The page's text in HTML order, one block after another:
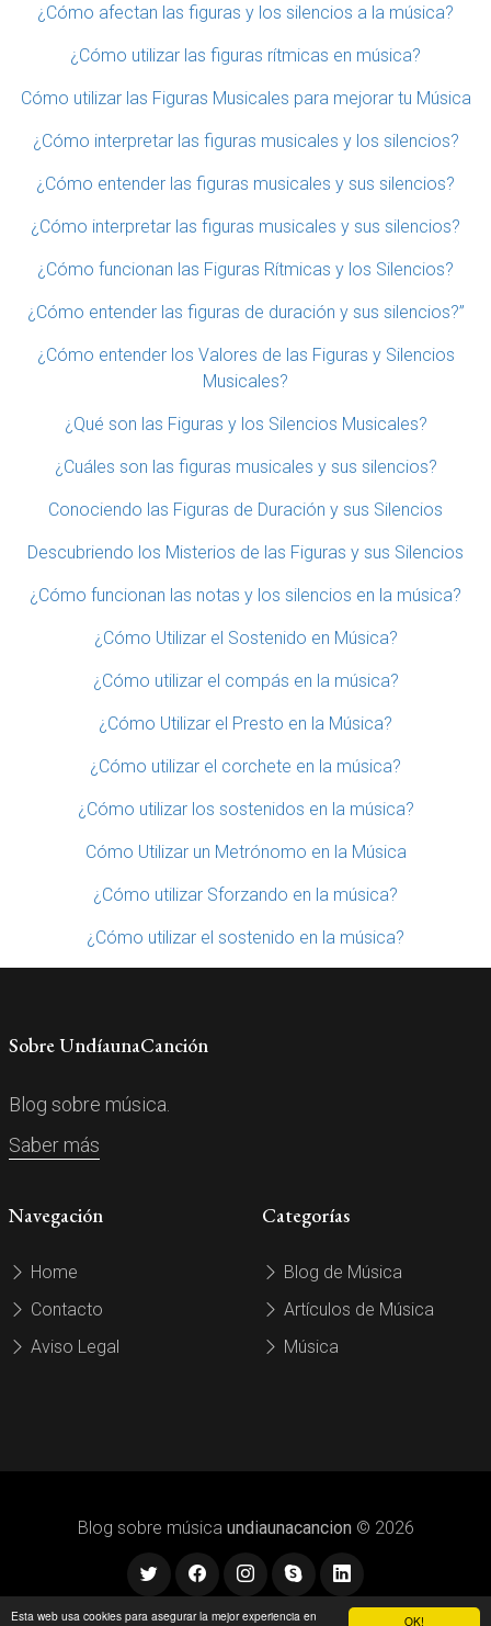
OK!
Esta web usa cookies para asegurar la mejor experiencia en
¿Cómo afectan las figuras y los silencios a la música?
¿Cómo utilizar las figuras rítmicas en música?
Cómo utilizar las Figuras Musicales para mejorar tu Música
¿Cómo interpretar las figuras musicales y los silencios?
¿Cómo entender las figuras musicales y sus silencios?
¿Cómo interpretar las figuras musicales y sus silencios?
¿Cómo funcionan las Figuras Rítmicas y los Silencios?
¿Cómo entender las figuras de duración y sus silencios?”
¿Cómo entender los Valores de las Figuras y Silencios
Musicales?
¿Qué son las Figuras y los Silencios Musicales?
¿Cuáles son las figuras musicales y sus silencios?
Conociendo las Figuras de Duración y sus Silencios
Descubriendo los Misterios de las Figuras y sus Silencios
¿Cómo funcionan las notas y los silencios en la música?
¿Cómo Utilizar el Sostenido en Música?
¿Cómo utilizar el compás en la música?
¿Cómo Utilizar el Presto en la Música?
¿Cómo utilizar el corchete en la música?
¿Cómo utilizar los sostenidos en la música?
Cómo Utilizar un Metrónomo en la Música
¿Cómo utilizar Sforzando en la música?
¿Cómo utilizar el sostenido en la música?
Sobre UndíaunaCanción
Blog sobre música.
Saber más
Navegación
Home
Contacto
Aviso Legal
Categorías
Blog de Música
Artículos de Música
Música
Blog sobre música undiaunacancion © 2026